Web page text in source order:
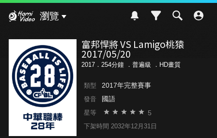
瀏覽
富邦悍將 VS Lamigo桃猿
2017/05/20
2017．254分鐘 ． 普遍級 ．HD畫質
類型 2017年完整賽事
發音 國語
星等 5
下架時間 2032年12月31日